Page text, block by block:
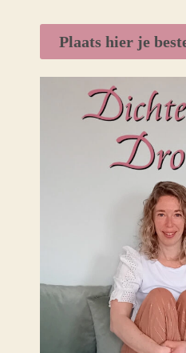
Plaats hier je